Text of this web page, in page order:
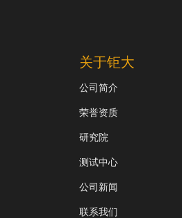
关于钜大
公司简介
荣誉资质
研究院
测试中心
公司新闻
联系我们